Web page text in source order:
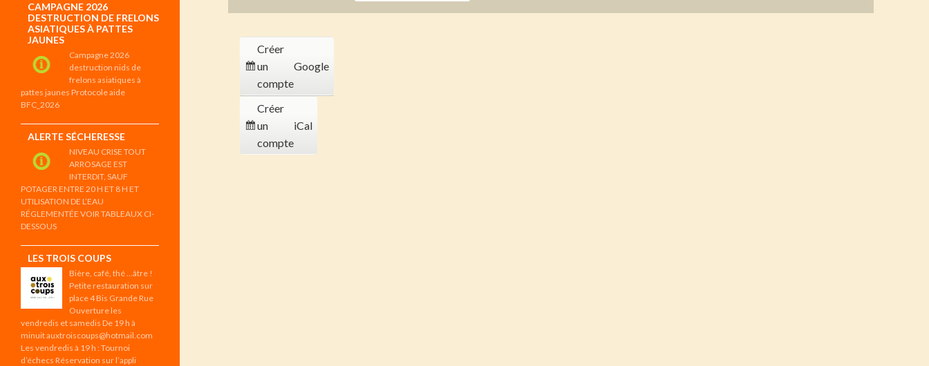
Créer
un
compte
Google
Créer
un
compte
iCal
CAMPAGNE 2026
DESTRUCTION DE FRELONS
ASIATIQUES À PATTES
JAUNES
Campagne 2026
destruction nids de
frelons asiatiques à
pattes jaunes Protocole aide
BFC_2026
ALERTE SÉCHERESSE
NIVEAU CRISE TOUT
ARROSAGE EST
INTERDIT, SAUF
POTAGER ENTRE 20 H ET 8 H ET
UTILISATION DE L’EAU
RÉGLEMENTÉE VOIR TABLEAUX CI-
DESSOUS
LES TROIS COUPS
Bière, café, thé …âtre !
Petite restauration sur
place 4 Bis Grande Rue
Ouverture les
vendredis et samedis De 19 h à
minuit auxtroiscoups@hotmail.com
Les vendredis à 19 h : Tournoi
d’échecs Réservation sur l’appli